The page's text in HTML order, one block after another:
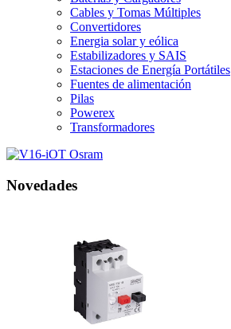
Cables y Tomas Múltiples
Convertidores
Energia solar y eólica
Estabilizadores y SAIS
Estaciones de Energía Portátiles
Fuentes de alimentación
Pilas
Powerex
Transformadores
Novedades